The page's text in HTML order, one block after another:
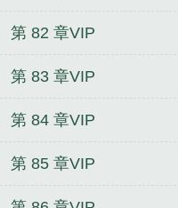
第 82 章VIP
第 83 章VIP
第 84 章VIP
第 85 章VIP